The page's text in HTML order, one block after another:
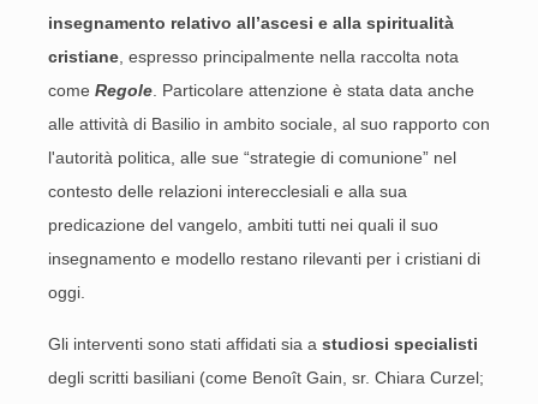
insegnamento relativo all’ascesi e alla spiritualità
cristiane , espresso principalmente nella raccolta nota
come Regole . Particolare attenzione è stata data anche
alle attività di Basilio in ambito sociale, al suo rapporto con
l'autorità politica, alle sue “strategie di comunione” nel
contesto delle relazioni interecclesiali e alla sua
predicazione del vangelo, ambiti tutti nei quali il suo
insegnamento e modello restano rilevanti per i cristiani di
oggi.
Gli interventi sono stati affidati sia a studiosi specialisti
degli scritti basiliani (come Benoît Gain, sr. Chiara Curzel;